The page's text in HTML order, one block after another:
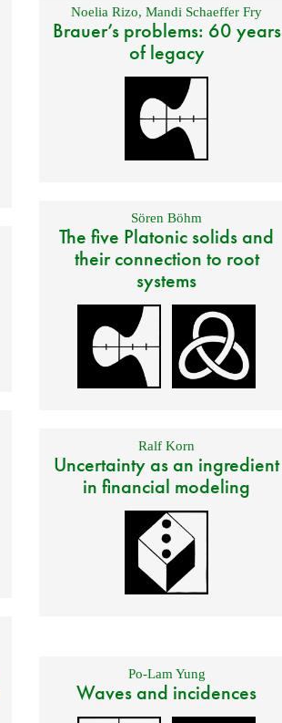
Noelia Rizo, Mandi Schaeffer Fry
Brauer’s problems: 60 years
of legacy
Sören Böhm
The five Platonic solids and
their connection to root
systems
Ralf Korn
Uncertainty as an ingredient
in financial modeling
Po-Lam Yung
Waves and incidences